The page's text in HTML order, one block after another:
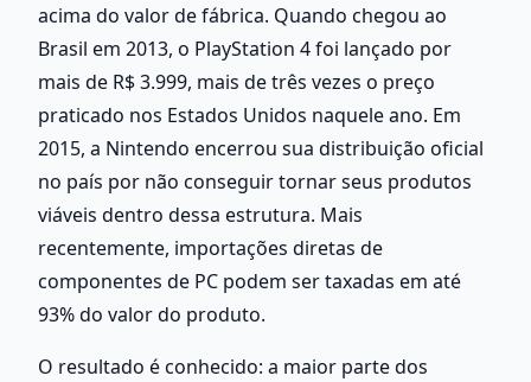
acima do valor de fábrica. Quando chegou ao
Brasil em 2013, o PlayStation 4 foi lançado por
mais de R$ 3.999, mais de três vezes o preço
praticado nos Estados Unidos naquele ano. Em
2015, a Nintendo encerrou sua distribuição oficial
no país por não conseguir tornar seus produtos
viáveis dentro dessa estrutura. Mais
recentemente, importações diretas de
componentes de PC podem ser taxadas em até
93% do valor do produto.
O resultado é conhecido: a maior parte dos